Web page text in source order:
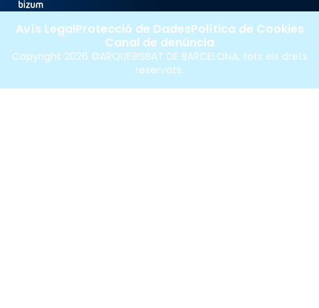
Copyright 2026 ©ARQUEBISBAT DE BARCELONA, tots els drets
reservats.
Avís LegalProtecció de DadesPolítica de Cookies
Canal de denúncia